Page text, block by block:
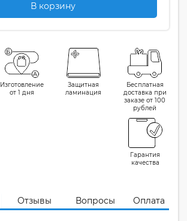
В корзину
Изготовление
от 1 дня
Защитная
ламинация
Бесплатная
доставка при
заказе от 100
рублей
Гарантия
качества
Отзывы Вопросы Оплата